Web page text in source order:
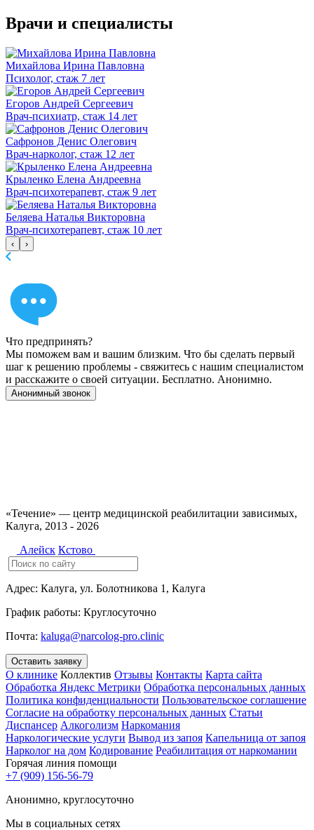
Врачи и специалисты
Михайлова Ирина Павловна
Психолог, стаж 7 лет
Егоров Андрей Сергеевич
Врач-психиатр, стаж 14 лет
Сафронов Денис Олегович
Врач-нарколог, стаж 12 лет
Крыленко Елена Андреевна
Врач-психотерапевт, стаж 9 лет
Беляева Наталья Викторовна
Врач-психотерапевт, стаж 10 лет
‹ ›
Что предпринять?
Мы поможем вам и вашим близким. Что бы сделать первый
шаг к решению проблемы - свяжитесь с нашим специалистом
и расскажите о своей ситуации. Бесплатно. Анонимно.
Анонимный звонок
«Течение» — центр медицинской реабилитации зависимых,
Калуга, 2013 - 2026
Алейск Кстово
Адрес: Калуга, ул. Болотникова 1, Калуга
График работы: Круглосуточно
Почта: kaluga@narcolog-pro.clinic
Оставить заявку
О клинике Коллектив Отзывы Контакты Карта сайта
Обработка Яндекс Метрики Обработка персональных данных
Политика конфиденциальности Пользовательское соглашение
Согласие на обработку персональных данных Статьи
Диспансер Алкоголизм Наркомания
Наркологические услуги Вывод из запоя Капельница от запоя
Нарколог на дом Кодирование Реабилитация от наркомании
Горячая линия помощи
+7 (909) 156-56-79
Анонимно, круглосуточно
Мы в социальных сетях